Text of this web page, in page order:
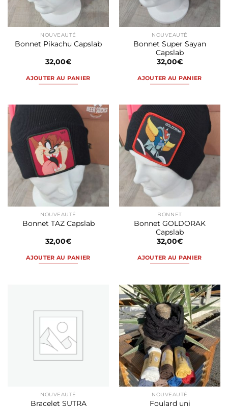
choisies
sur
la
page
du
produit
NOUVEAUTÉ
Bonnet Pikachu Capslab
32,00€
AJOUTER AU PANIER
NOUVEAUTÉ
Bonnet Super Sayan
Capslab
32,00€
AJOUTER AU PANIER
NOUVEAUTÉ
Bonnet TAZ Capslab
32,00€
AJOUTER AU PANIER
BONNET
Bonnet GOLDORAK
Capslab
32,00€
AJOUTER AU PANIER
NOUVEAUTÉ
Bracelet SUTRA
NOUVEAUTÉ
Foulard uni